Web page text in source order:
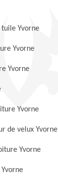
Yvorne
Yvorne
Yvorne
Yvorne
de velux Yvorne
Yvorne